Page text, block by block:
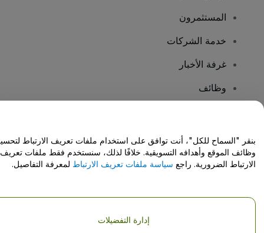
المستثمرون
خدمة الشركات
غرفة الأخبار
وظائف
مركز المساعدة / اتصل بنا
حقوق النشر © شركة فياجوجو المحدودة 2026
تفاصيل الشركة
بنقر "السماح للكل"، أنت توافق على استخدام ملفات تعريف الارتباط
وظائف الموقع وأهدافه التسويقية. خلافًا لذلك، سنستخدم فقط ملفات تعريف
الارتباط الضرورية. راجع سياسة ملفات تعريف الارتباط لمعرفة التفاصيل.
إدارة التفضيلات